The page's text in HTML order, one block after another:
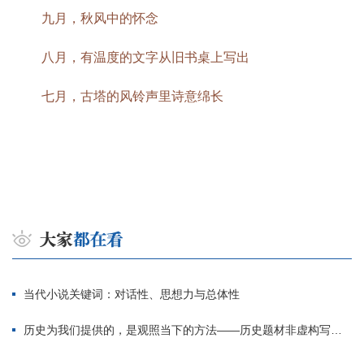
九月，秋风中的怀念
八月，有温度的文字从旧书桌上写出
七月，古塔的风铃声里诗意绵长
当代小说关键词：对话性、思想力与总体性
历史为我们提供的，是观照当下的方法——历史题材非虚构写作多人谈